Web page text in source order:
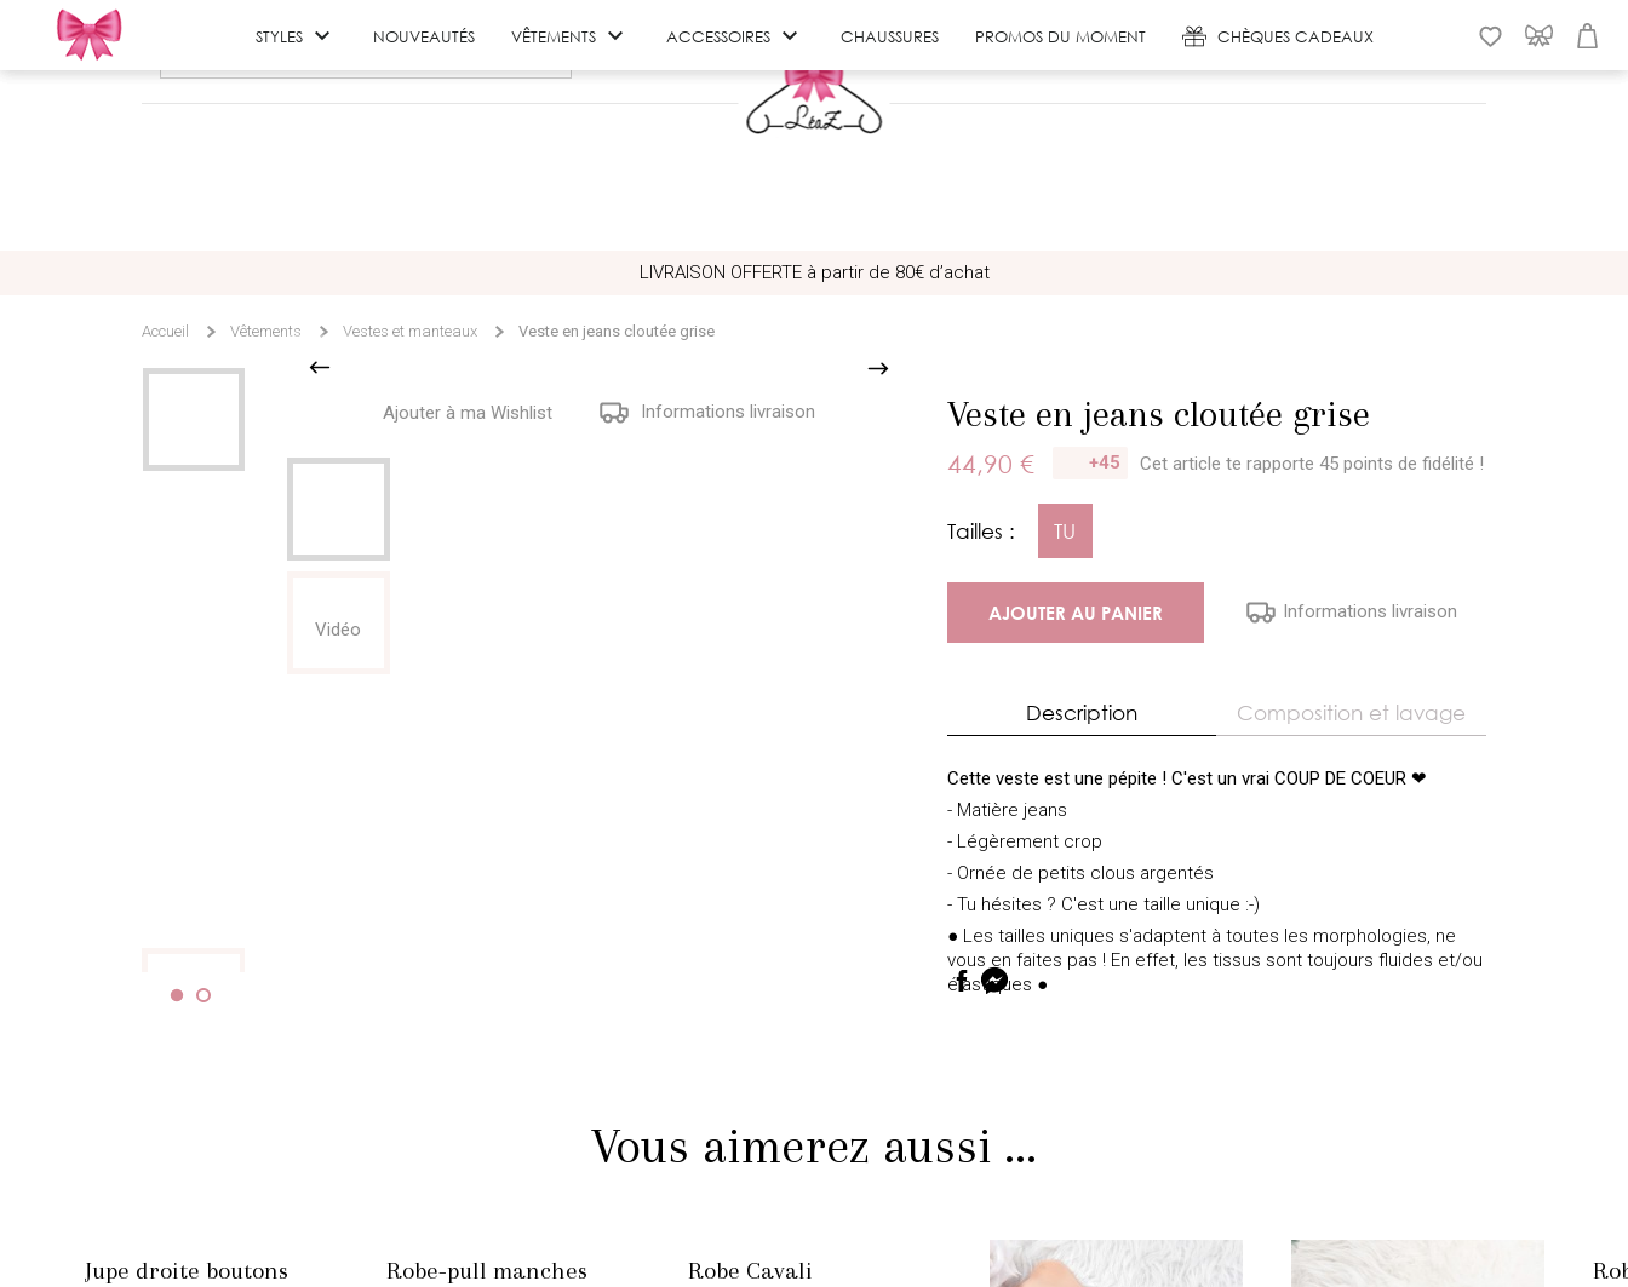
STYLES  NOUVEAUTÉS VÊTEMENTS  ACCESSOIRES  CHAUSSURES PROMOS DU MOMENT CHÈQUES CADEAUX
LIVRAISON OFFERTE à partir de 80€ d’achat
Accueil Vêtements Vestes et manteaux Veste en jeans cloutée grise
Vidéo
Ajouter à ma Wishlist Informations livraison
Vidéo
Veste en jeans cloutée grise
44,90 € +45 Cet article te rapporte 45 points de fidélité !
Tailles : TU
AJOUTER AU PANIER Informations livraison
Description Composition et lavage
Cette veste est une pépite ! C'est un vrai COUP DE COEUR ❤
- Matière jeans
- Légèrement crop
- Ornée de petits clous argentés
- Tu hésites ? C'est une taille unique :-)
● Les tailles uniques s'adaptent à toutes les morphologies, ne
vous en faites pas ! En effet, les tissus sont toujours fluides et/ou
élastiques ●
Vous aimerez aussi ...
Jupe droite boutons
Robe-pull manches
Robe Cavali